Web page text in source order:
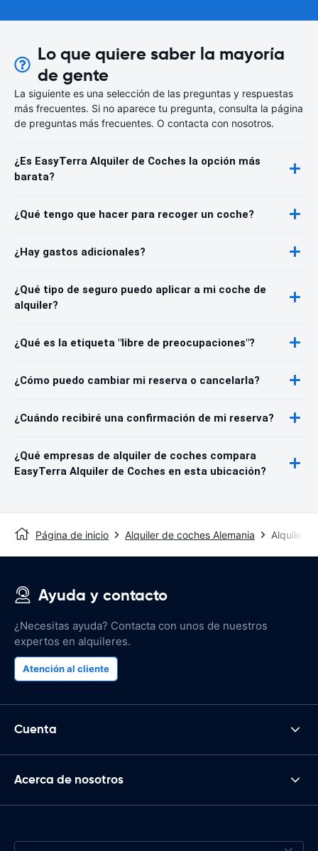
Lo que quiere saber la mayoría
de gente
La siguiente es una selección de las preguntas y respuestas
más frecuentes. Si no aparece tu pregunta, consulta la página
de preguntas más frecuentes. O contacta con nosotros.
¿Es EasyTerra Alquiler de Coches la opción más
barata?
¿Qué tengo que hacer para recoger un coche?
¿Hay gastos adicionales?
¿Qué tipo de seguro puedo aplicar a mi coche de
alquiler?
¿Qué es la etiqueta "libre de preocupaciones"?
¿Cómo puedo cambiar mi reserva o cancelarla?
¿Cuándo recibiré una confirmación de mi reserva?
¿Qué empresas de alquiler de coches compara
EasyTerra Alquiler de Coches en esta ubicación?
Página de inicio Alquiler de coches Alemania Alquiler
Ayuda y contacto
¿Necesitas ayuda? Contacta con unos de nuestros
expertos en alquileres.
Atención al cliente
Cuenta
Acerca de nosotros